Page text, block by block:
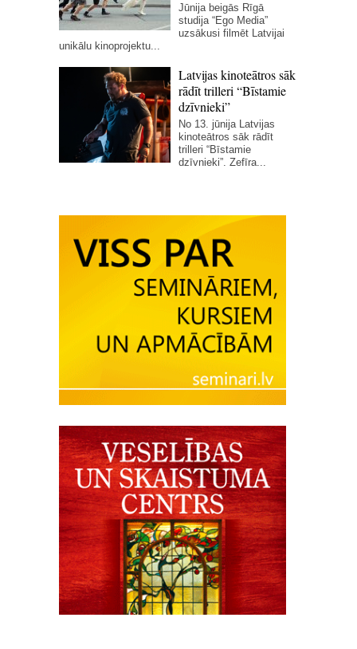
Jūnija beigās Rīgā
studija “Ego Media”
uzsākusi filmēt Latvijai
unikālu kinoprojektu...
Latvijas kinoteātros sāk
rādīt trilleri “Bīstamie
dzīvnieki”
No 13. jūnija Latvijas
kinoteātros sāk rādīt
trilleri “Bīstamie
dzīvnieki”. Zefīra...